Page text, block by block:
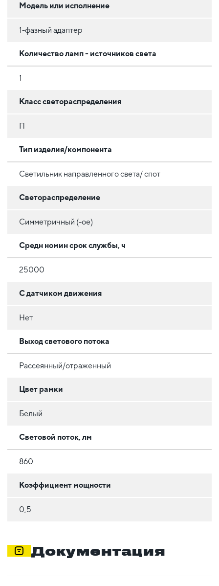
Модель или исполнение
1-фазный адаптер
Количество ламп - источников света
1
Класс светораспределения
П
Тип изделия/компонента
Светильник направленного света/ спот
Светораспределение
Симметричный (-ое)
Средн номин срок службы, ч
25000
С датчиком движения
Нет
Выход светового потока
Рассеянный/отраженный
Цвет рамки
Белый
Световой поток, лм
860
Коэффициент мощности
0,5
Документация